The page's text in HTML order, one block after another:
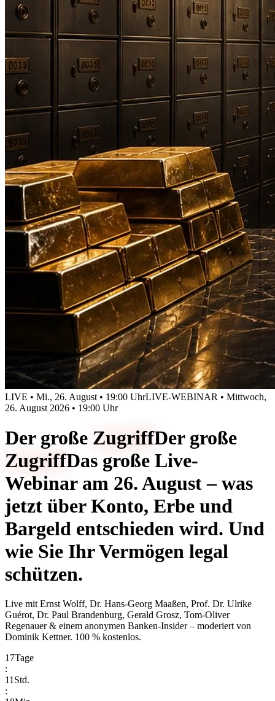
LIVE • Mi., 26. August • 19:00 UhrLIVE-WEBINAR • Mittwoch,
26. August 2026 • 19:00 Uhr
Der große ZugriffDer große
ZugriffDas große Live-
Webinar am 26. August – was
jetzt über Konto, Erbe und
Bargeld entschieden wird. Und
wie Sie Ihr Vermögen legal
schützen.
Live mitErnst Wolff, Dr. Hans-Georg Maaßen, Prof. Dr. Ulrike
Guérot, Dr. Paul Brandenburg, Gerald Grosz, Tom-Oliver
Regenauer & einem anonymen Banken-Insider– moderiert von
Dominik Kettner. 100 % kostenlos.
17Tage
:
11Std.
: